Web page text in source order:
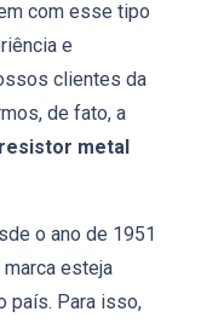
com esse tipo
e
clientes da
de fato, a
metal
o ano de 1951
esteja
país. Para isso,